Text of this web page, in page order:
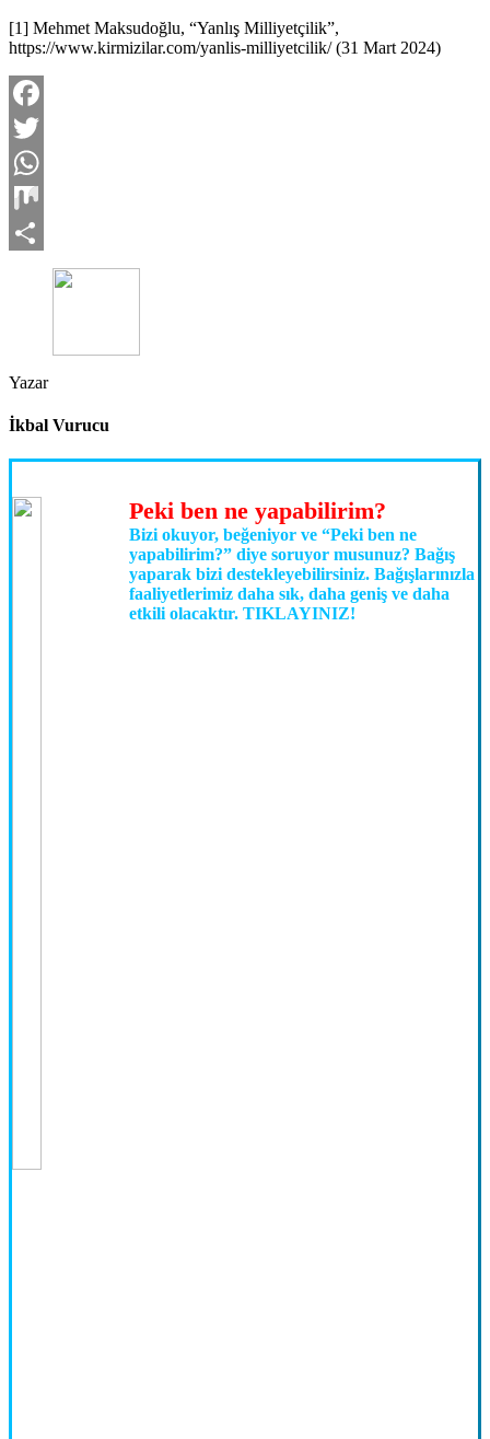
[1] Mehmet Maksudoğlu, “Yanlış Milliyetçilik”,
https://www.kirmizilar.com/yanlis-milliyetcilik/ (31 Mart 2024)
Facebook
Twitter
WhatsApp
Mix
Yazar
İkbal Vurucu
Peki ben ne yapabilirim?
Bizi okuyor, beğeniyor ve “Peki ben ne
yapabilirim?”diye soruyor musunuz? Bağış
yaparak bizi destekleyebilirsiniz. Bağışlarınızla
faaliyetlerimiz daha sık, daha geniş ve daha
etkili olacaktır. TIKLAYINIZ!